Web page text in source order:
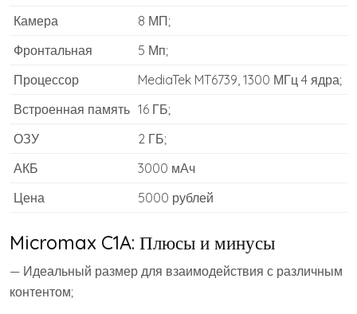
Камера
8 МП;
Фронтальная
5 Мп;
Процессор
MediaTek MT6739, 1300 МГц 4 ядра;
Встроенная память 16 ГБ;
ОЗУ
2 ГБ;
АКБ
3000 мАч
Цена
5000 рублей
Micromax C1A: Плюсы и минусы
— Идеальный размер для взаимодействия с различным
контентом;